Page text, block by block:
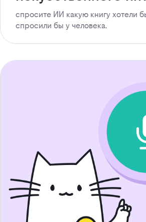
спросите ИИ какую книгу хотели
спросили бы у человека.